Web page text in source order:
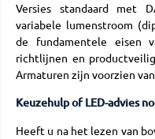
Versies standaard met
variabele lumenstroom
de fundamentele eisen
richtlijnen en
Armaturen zijn voorzien
Keuzehulp of LED-advies
Heeft u na het lezen van